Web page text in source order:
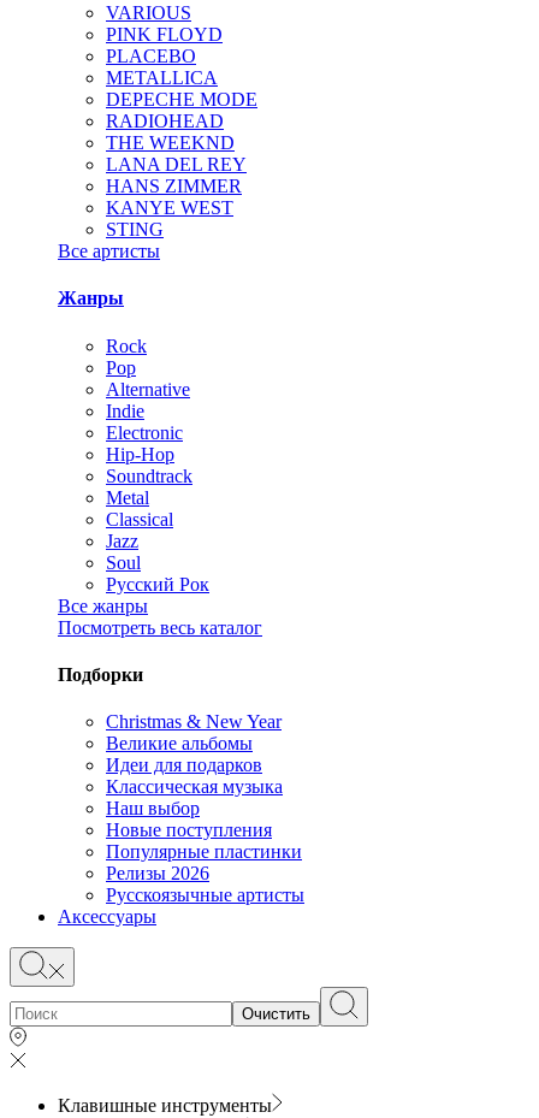
VARIOUS
PINK FLOYD
PLACEBO
METALLICA
DEPECHE MODE
RADIOHEAD
THE WEEKND
LANA DEL REY
HANS ZIMMER
KANYE WEST
STING
Все артисты
Жанры
Rock
Pop
Alternative
Indie
Electronic
Hip-Hop
Soundtrack
Metal
Classical
Jazz
Soul
Русский Рок
Все жанры
Посмотреть весь каталог
Подборки
Christmas & New Year
Великие альбомы
Идеи для подарков
Классическая музыка
Наш выбор
Новые поступления
Популярные пластинки
Релизы 2026
Русскоязычные артисты
Аксессуары
Очистить
Клавишные инструменты